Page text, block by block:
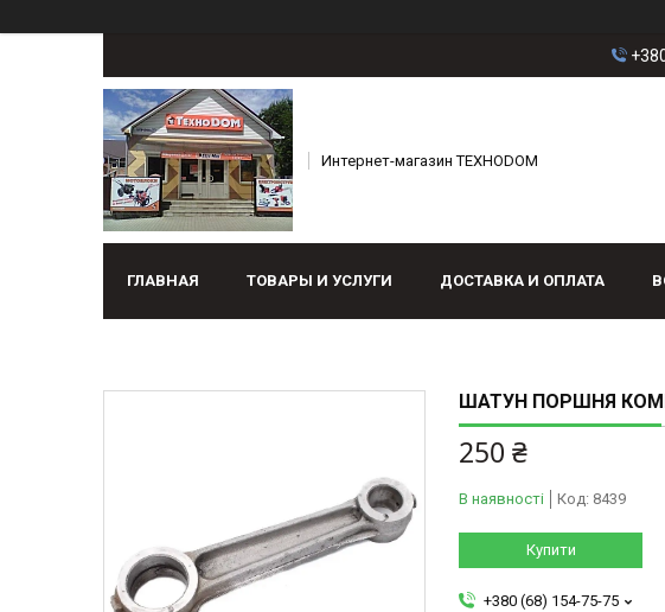
Интернет-магазин ТЕХНОDOM
ГЛАВНАЯ ТОВАРЫ И УСЛУГИ ДОСТАВКА И ОПЛАТА
ШАТУН ПОРШНЯ
250 ₴
В наявності Код: 8439
Купити
+380 (68) 154-75-75